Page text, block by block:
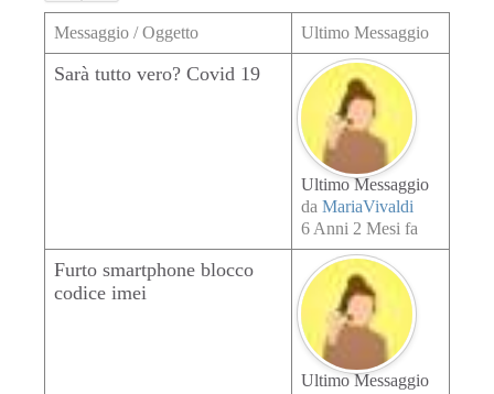
Messaggio / Oggetto Ultimo Messaggio
Sarà tutto vero? Covid 19
Ultimo Messaggio
da MariaVivaldi
6 Anni 2 Mesi fa
Furto smartphone blocco
codice imei
Ultimo Messaggio